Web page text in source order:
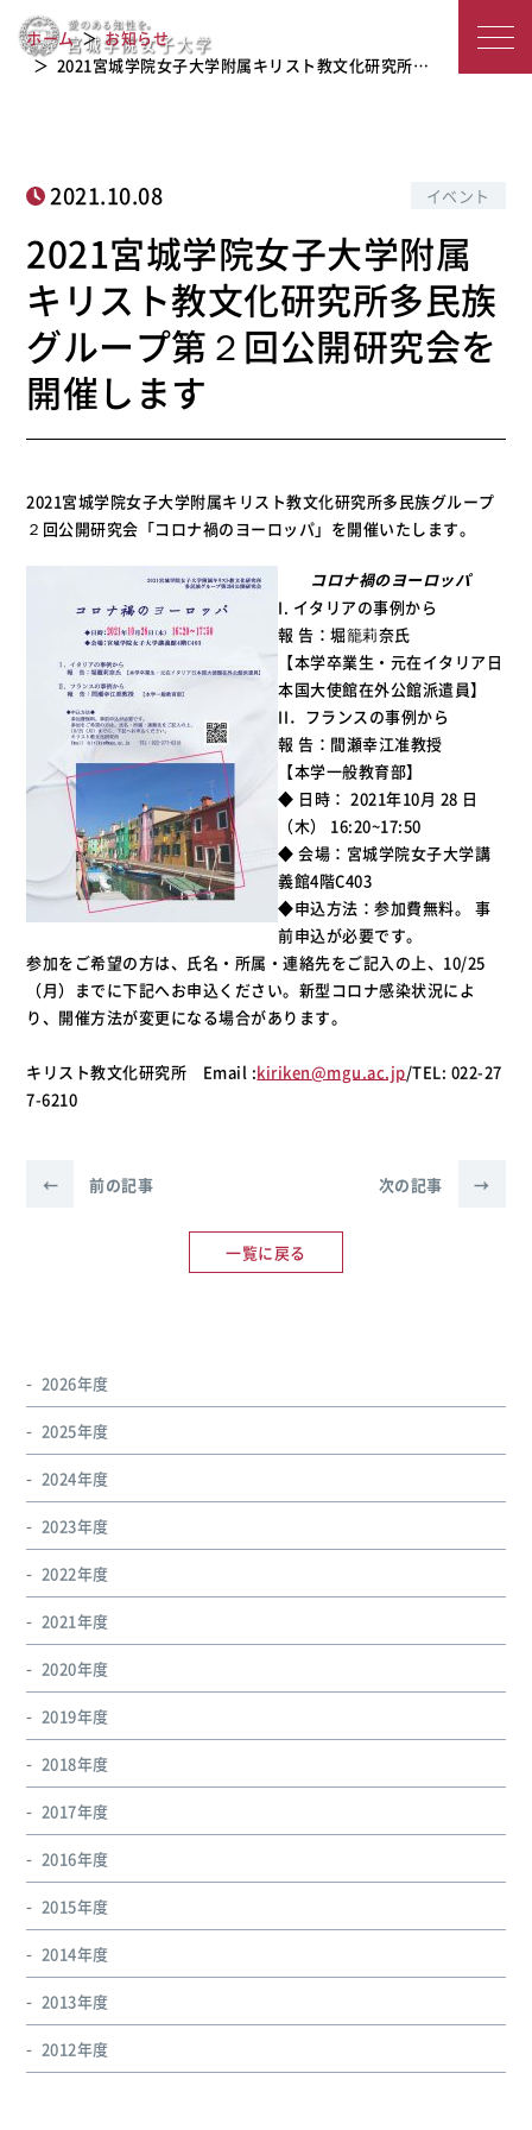
城
子
大
学
文化研究所多民族グループ第２回公開
研究会を開催します
ホーム
お知らせ
2021宮城学院女子大学附属キリスト教文化研究所…
2021.10.08 イベント
2021宮城学院女子大学附属
キリスト教文化研究所多民族
グループ第２回公開研究会を
開催します
2021宮城学院女子大学附属キリスト教文化研究所多民族グループ
２回公開研究会「コロナ禍のヨーロッパ」を開催いたします。
コロナ禍のヨーロッパ
I. イタリアの事例から
報 告：堀籠莉奈氏
【本学卒業生・元在イタリア日
本国大使館在外公館派遣員】
II．フランスの事例から
報 告：間瀬幸江准教授
【本学一般教育部】
◆ 日時： 2021年10月 28 日
（木） 16:20~17:50
◆ 会場：宮城学院女子大学講
義館4階C403
◆申込方法：参加費無料。 事
前申込が必要です。
参加をご希望の方は、氏名・所属・連絡先をご記入の上、10/25
（月）までに下記へお申込ください。新型コロナ感染状況によ
り、開催方法が変更になる場合があります。
キリスト教文化研究所 Email :kiriken@mgu.ac.jp/TEL: 022-27
7-6210
← 前の記事
一覧に戻る
次の記事 →
2026年度
2025年度
2024年度
2023年度
2022年度
2021年度
2020年度
2019年度
2018年度
2017年度
2016年度
2015年度
2014年度
2013年度
2012年度